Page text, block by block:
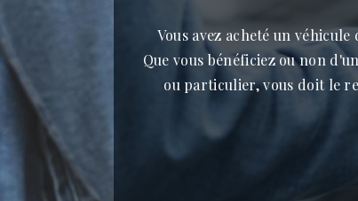
Vous avez acheté un
Que vous bénéficiez ou non
ou particulier, vous doit le